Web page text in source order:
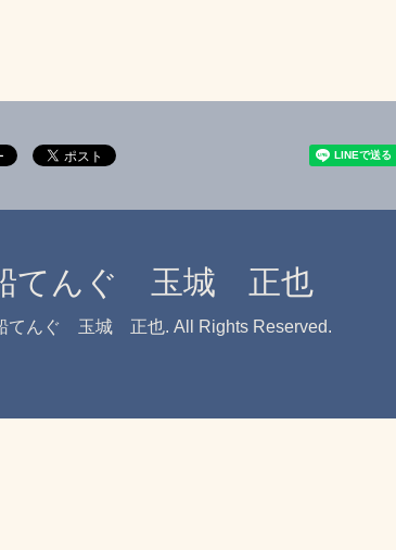
てんぐ 玉城 正也
てんぐ 玉城 正也. All Rights Reserved.